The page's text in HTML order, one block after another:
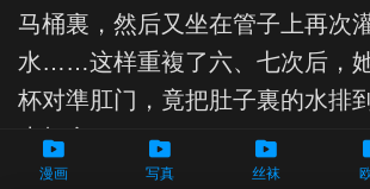
马桶裏，然后又坐在管子上再次
水……这样重複了六、七次后，她
杯对準肛门，竟把肚子裏的水排到
水杯裏。
漫画 写真 丝袜